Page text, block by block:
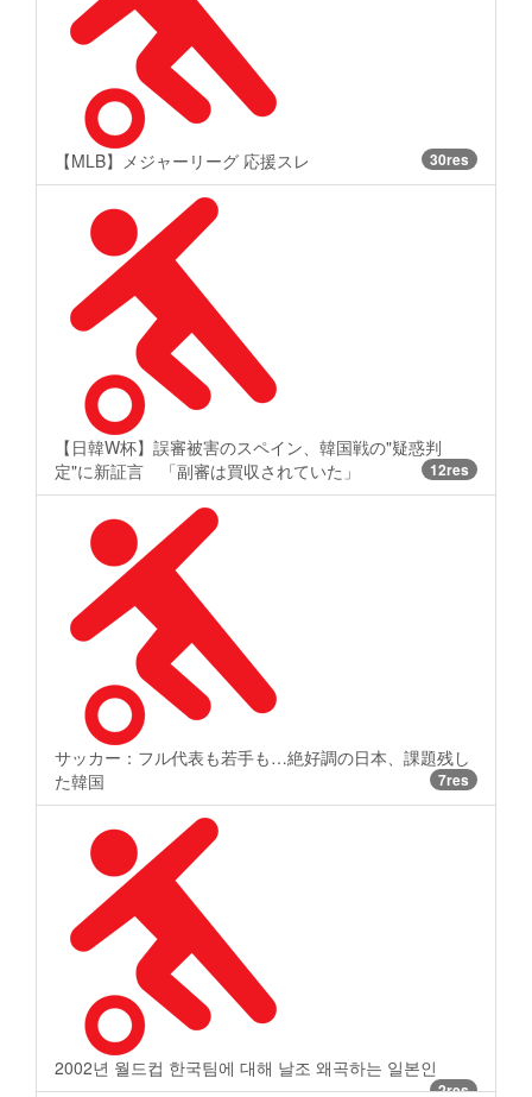
【MLB】メジャーリーグ 応援スレ 30res
【日韓W杯】誤審被害のスペイン、韓国戦の"疑惑判
定"に新証言 「副審は買収されていた」
12res
サッカー：フル代表も若手も…絶好調の日本、課題残し
た韓国
7res
2002년 월드컵 한국팀에 대해 날조 왜곡하는 일본인
2res